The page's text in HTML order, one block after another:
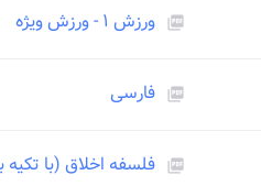
picture_as_pdf ورزش ۱ - ورزش ویژه
picture_as_pdf فارسی
picture_as_pdf فلسفه اخلاق (با تکیه